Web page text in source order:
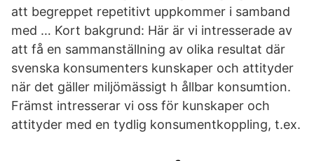
att begreppet repetitivt uppkommer i samband
med … Kort bakgrund: Här är vi intresserade av
att få en sammanställning av olika resultat där
svenska konsumenters kunskaper och attityder
när det gäller miljömässigt h ållbar konsumtion.
Främst intresserar vi oss för kunskaper och
attityder med en tydlig konsumentkoppling, t.ex.